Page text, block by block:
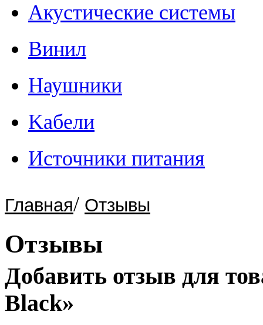
Акустические системы
Винил
Наушники
Kабели
Источники питания
Главная/ Отзывы
Отзывы
Добавить отзыв для
Black»